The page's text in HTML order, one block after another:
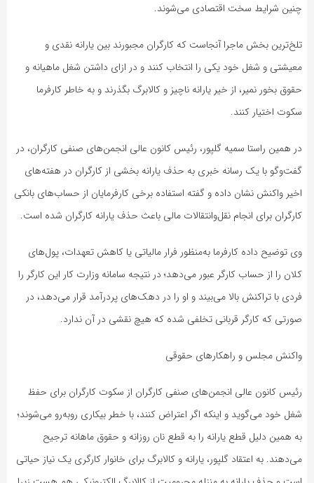
چنین شرایط سخت اقتصادی می‌شوند.
تلخ‌ترین بخش ماجرا آنجاست که کارگران مجبورند بین یارانه نقدی و
معیشتی و شغل خود یکی را انتخاب کنند و در ازای داشتن شغل ماهیانه و
حقوق بخور نمیر، از خیر یارانه ناچیز و کالابرگ بگذرند و به خاطر کارفرما
سکوت اختیار کنند.
در همین راستا سمیه گلپور، رئیس کانون عالی انجمن‌های صنفی کارگران، در
گفت‌وگو با یک رسانه خبری به حذف یارانه بخشی از کارگران در هفته‌های
اخیر واکنش نشان داده و گفته استفاده برخی کارفرمایان از حساب‌های بانکی
کارگران برای انجام نقل‌وانتقالات مالی باعث حذف یارانه کارگران شده است.
وی توضیح داده کارفرما به‌منظور فرار مالیاتی یا کاهش تعهدات، پول‌های
کلان را از حساب کارگر عبور می‌دهد؛ در نتیجه سامانه وزارت کار این کارگر را
فردی با تراکنش بالا می‌بیند و او را در دهک‌های پردرآمد قرار می‌دهد، در
صورتی که کارگر قربانی تخلفی شده که هیچ نقشی در آن ندارد.
واکنش مجلس و راهکارهای حقوقی
رئیس کانون عالی انجمن‌های صنفی کارگران از سکوت کارگران برای حفظ
شغل خود می‌گوید و اینکه اگر اعتراض کنند، با خطر بیکاری روبه‌رو می‌شوند؛
به همین دلیل قطع یارانه را به قطع نان روزانه و حقوق ماهانه ترجیح
می‌دهند. به اعتقاد گلپور، یارانه و کالابرگ برای خانوار کارگری یک نیاز حیاتی